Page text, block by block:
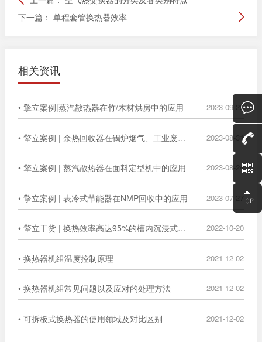
下一篇： 单程套管换热器效率
相关资讯
• 擎立案例|蒸汽散热器在竹/木材烘房中的应用 2023-09-25
• 擎立案例 | 余热回收器在锅炉烟气、工业废气中的广泛应用 2023-08-31
• 擎立案例 | 蒸汽散热器在面料定型机中的应用 2023-08-24
• 擎立案例 | 表冷式节能器在NMP回收中的应用 2023-07-27
• 擎立干货 | 换热效率高达95%的槽内沉浸式换热器 2022-10-20
• 换热器机组温度控制原理 2021-12-02
• 换热器机组常见问题以及应对的处理方法 2021-12-02
• 可拆板式换热器的使用领域及对比区别 2021-12-02